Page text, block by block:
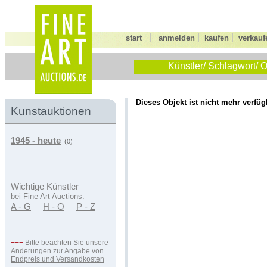
start anmelden kaufen
Künstler/ Schlagwort/
Kunstauktionen
1945 - heute (0)
Wichtige Künstler
bei Fine Art Auctions:
A - G H - O P - Z
+++ Bitte beachten Sie unsere
Änderungen zur Angabe von
Endpreis und Versandkosten
Dieses Objekt ist nicht mehr